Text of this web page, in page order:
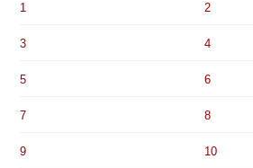
1 2
3 4
5 6
7 8
9 10